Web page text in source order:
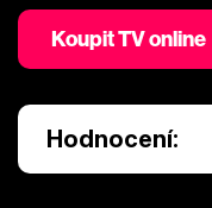
Koupit TV online
Hodnocení: